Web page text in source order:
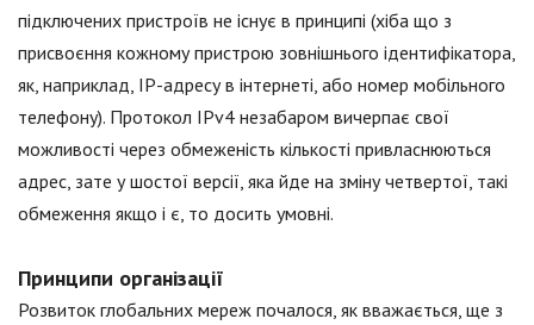
підключених пристроїв не існує в принципі (хіба що з
присвоєння кожному пристрою зовнішнього ідентифікатора,
як, наприклад, IP-адресу в інтернеті, або номер мобільного
телефону). Протокол IPv4 незабаром вичерпає свої
можливості через обмеженість кількості привласнюються
адрес, зате у шостої версії, яка йде на зміну четвертої, такі
обмеження якщо і є, то досить умовні.
Принципи організації
Розвиток глобальних мереж почалося, як вважається, ще з